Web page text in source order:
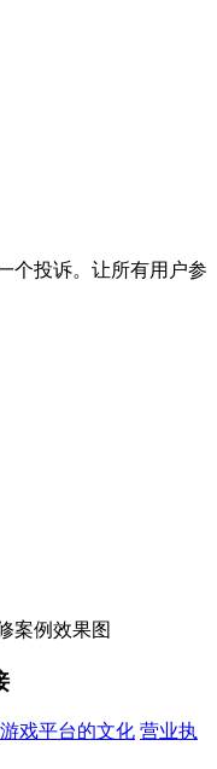
个投诉。让所有用户参
案例效果图
戏平台的文化 营业执